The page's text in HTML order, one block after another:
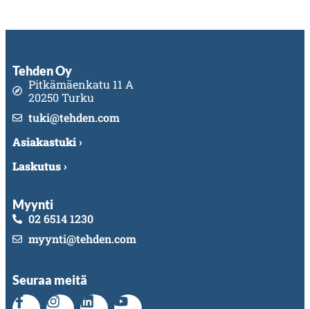
Tehden Oy
Pitkämäenkatu 11 A
20250 Turku
tuki@tehden.com
Asiakastuki ›
Laskutus ›
Myynti
02 6514 1230
myynti@tehden.com
Seuraa meitä